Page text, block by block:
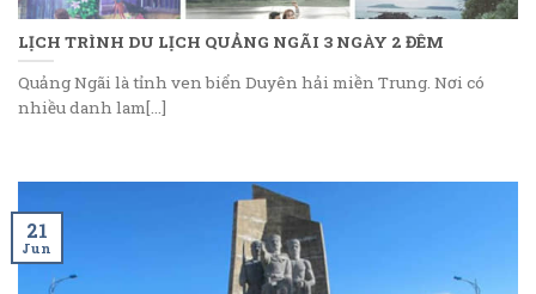
LỊCH TRÌNH DU LỊCH QUẢNG NGÃI 3 NGÀY 2 ĐÊM
Quảng Ngãi là tỉnh ven biển Duyên hải miền Trung. Nơi có
nhiều danh lam[...]
21
Jun